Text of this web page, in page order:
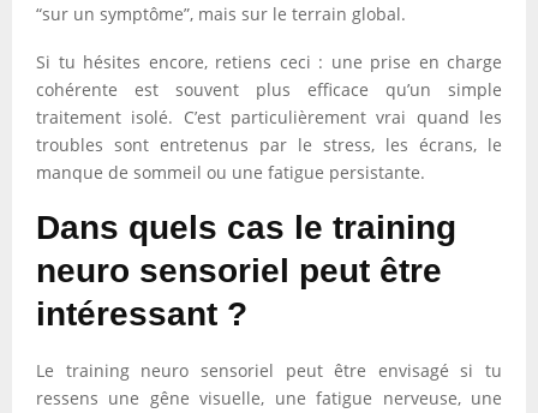
“sur un symptôme”, mais sur le terrain global.
Si tu hésites encore, retiens ceci : une prise en charge
cohérente est souvent plus efficace qu’un simple
traitement isolé. C’est particulièrement vrai quand les
troubles sont entretenus par le stress, les écrans, le
manque de sommeil ou une fatigue persistante.
Dans quels cas le training
neuro sensoriel peut être
intéressant ?
Le training neuro sensoriel peut être envisagé si tu
ressens une gêne visuelle, une fatigue nerveuse, une